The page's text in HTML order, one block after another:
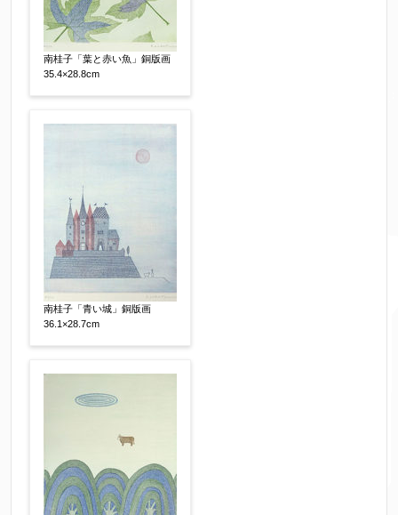
南桂子「葉と赤い魚」銅版画
35.4×28.8cm
南桂子「青い城」銅版画
36.1×28.7cm